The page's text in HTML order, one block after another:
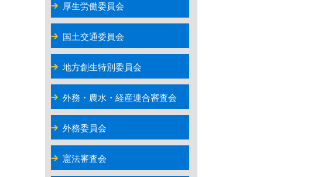
厚生労働委員会
国土交通委員会
地方創生特別委員会
外務・農水・経産連合審査会
外務委員会
憲法審査会